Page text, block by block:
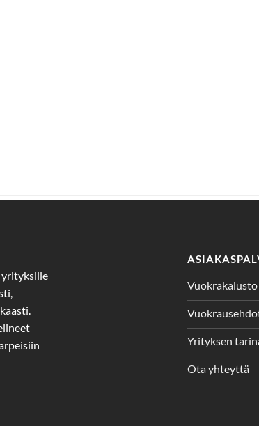
yrityksille
Vuokrakalusto
Yrityksen
Ota yhteyttä